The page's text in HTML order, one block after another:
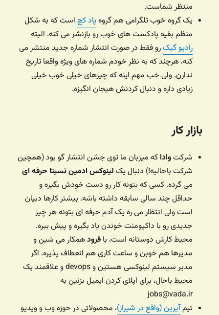
منتظر شماست.
یک گروه خوب تلگرامی هم گروهپاد کچ است که به شکل
منظم بقیه پادکست های خوب رو بازنشر می کنه. البته
رادیو گیکرو فقط در صورت انتشار شماره جدید منتشر می
کنه، هرچند که به نظر خودم شماره های ویژه واقعا تاریخ
ندارن. ولی خب مهم اینه که چیزهای خیلی خوب خیلی
زیادی داره و دنبال کردنش هیجان انگیزه.
بازار کار
شرکتوادا که میزبان ما توی جشن انتشار گو بود (همچین
شرکت باحالیه!) دنبال یک لینوکس ادمین نسبتا حرفه ای
می گرده. کسی که بتونه کار رو دست خودش بگیره و
حداقل چند سالی سابقه داشته باشه. بیشتر کارها دبیان
است ولی انتظار می ره یک آدم حرفه ای بتونه هر چیز
جدیدی رو با داکیومنت خوندن یاد بگیره و پیش ببره.
محیط کارش دوستانه است، بافرودهمکار می شین و
مدیرها هم خوبن و ساعت کاری هم انعطاف پذیره. اگر
مدیر سیستم لینوکسی هستین و devops و علاقمند یک
محیط باحال، برای اپلای کردن ایمیل بزنین به
jobs@vada.ir
تیمآیرین (واقع در شیراز)، محصولاتی در حوزه وب و ویدیو